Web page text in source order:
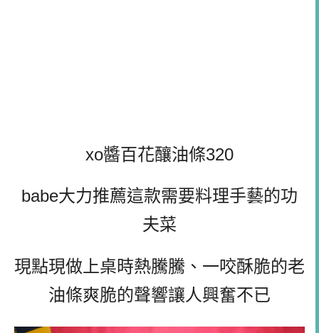
xo醬百花釀油條320
babe大力推薦這款需要料理手藝的功
夫菜
現點現做上桌時熱騰騰、一咬酥脆的老
油條爽脆的聲響讓人興奮不已